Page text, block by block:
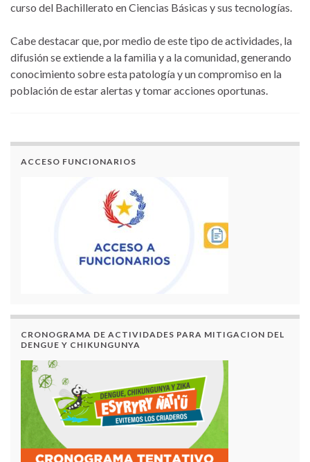
curso del Bachillerato en Ciencias Básicas y sus tecnologías.
Cabe destacar que, por medio de este tipo de actividades, la
difusión se extiende a la familia y a la comunidad, generando
conocimiento sobre esta patología y un compromiso en la
población de estar alertas y tomar acciones oportunas.
ACCESO FUNCIONARIOS
CRONOGRAMA DE ACTIVIDADES PARA MITIGACION DEL
DENGUE Y CHIKUNGUNYA